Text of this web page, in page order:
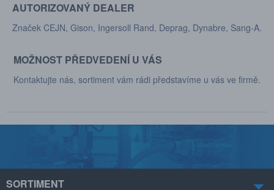
AUTORIZOVANÝ DEALER
Značek CEJN, Gison, Ingersoll Rand, Deprag, Dynabre, Sang-A.
MOŽNOST PŘEDVEDENÍ U VÁS
Kontaktujte nás, sortiment vám rádi představíme u vás ve firmě.
SORTIMENT